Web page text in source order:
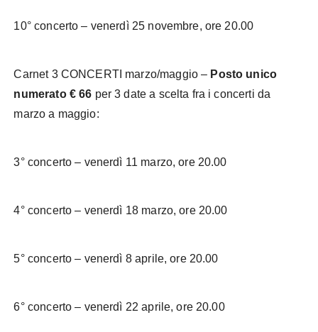
10° concerto – venerdì 25 novembre, ore 20.00
Carnet 3 CONCERTI marzo/maggio – Posto unico
numerato € 66 per 3 date a scelta fra i concerti da
marzo a maggio:
3° concerto – venerdì 11 marzo, ore 20.00
4° concerto – venerdì 18 marzo, ore 20.00
5° concerto – venerdì 8 aprile, ore 20.00
6° concerto – venerdì 22 aprile, ore 20.00